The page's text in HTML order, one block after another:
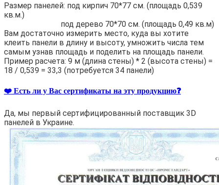
Размер панелей: под кирпич 70*77 см. (площадь 0,539
кв.м.)
под дерево 70*70 см. (площадь 0,49 кв.м)
Вам достаточно измерить место, куда вы хотите
клеить панели в длину и высоту, умножить числа тем
самым узнав площадь и поделить на площадь панели.
Пример расчета: 9 м (длина стены) * 2 (высота стены) =
18 / 0,539 = 33,3 (потребуется 34 панели)
❤️ Есть ли у Вас сертификаты на эту продукцию❓
Да, мы первый сертифицированный поставщик 3D
панелей в Украине.